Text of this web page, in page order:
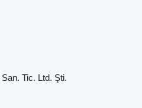
Tic. Ltd. Şti.